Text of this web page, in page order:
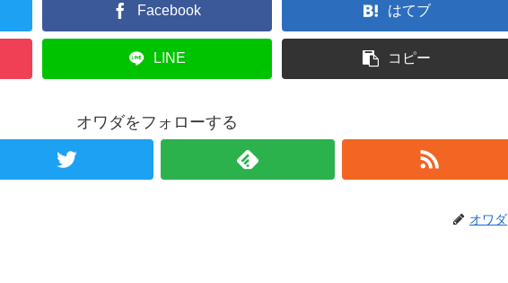
Facebook はてブ
LINE コピー
オワダをフォローする
オワダ